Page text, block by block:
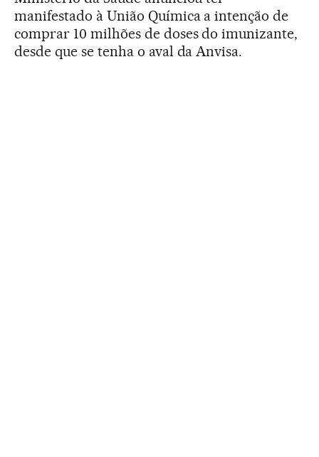
manifestado à União Química a intenção de
comprar 10 milhões de doses do imunizante,
desde que se tenha o aval da Anvisa.